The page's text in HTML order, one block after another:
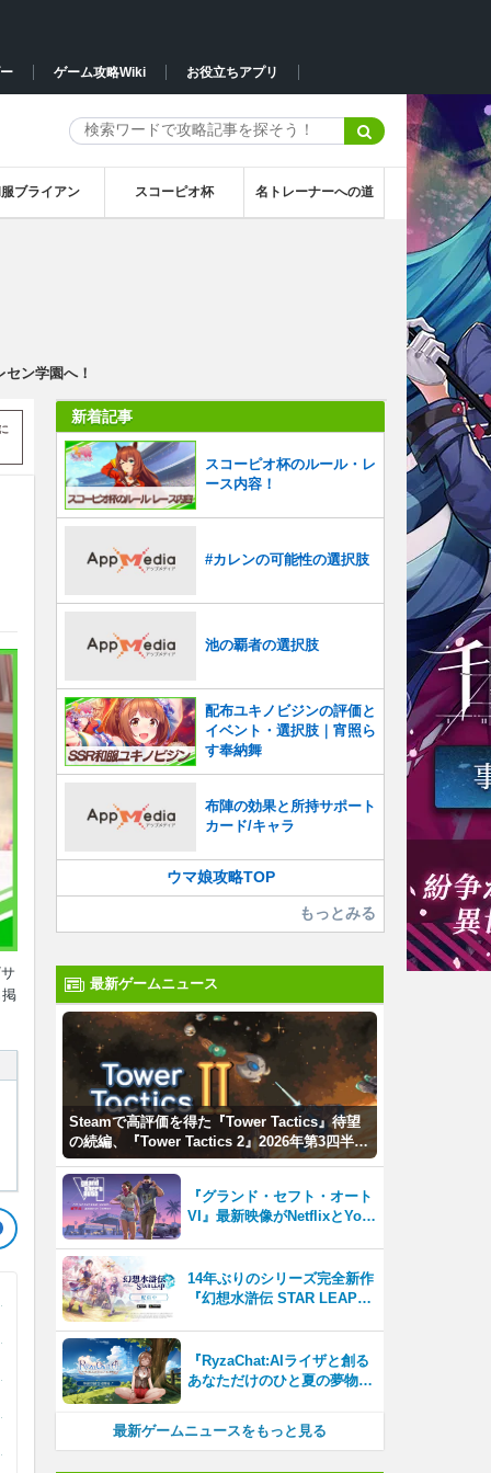
ゲーム攻略Wiki お役立ちアプリ
ブライアン スコーピオ杯 名トレーナーへの道
ン学園へ！
新着記事
スコーピオ杯のルール・レ
ース内容！
#カレンの可能性の選択肢
池の覇者の選択肢
配布ユキノビジンの評価と
イベント・選択肢｜宵照ら
す奉納舞
布陣の効果と所持サポート
カード/キャラ
ウマ娘攻略TOP
もっとみる
最新ゲームニュース
Steamで高評価を得た『Tower Tactics』待望
の続編、『Tower Tactics 2』2026年第3四半期
に早期アクセス開始
『グランド・セフト・オート
VI』最新映像がNetflixとYou
14年ぶりのシリーズ完全新作
『幻想水滸伝 STAR LEAP』
『RyzaChat:AIライザと創る
あなただけのひと夏の夢物
テムはこれまでにない新鮮な
最新ゲームニュースをもっと見る